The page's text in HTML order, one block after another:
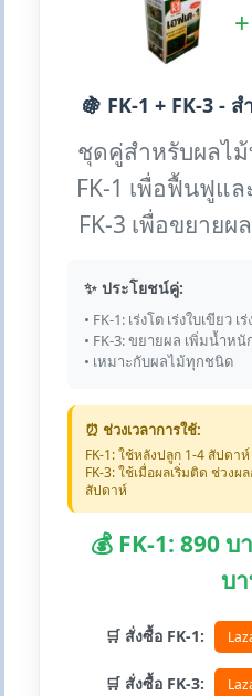
+
🍇 FK-1 + FK-3 -
ชุดคู่สำหรับผลไ
FK-1 เพื่อฟื้นฟูแล
FK-3 เพื่อขยาย
✨ ประโยชน์คู่:
• FK-1: เร่งโต เร่งใบเขียว เ
• FK-3: ขยายผล เพิ่มน้ำห
• เหมาะกับผลไม้ทุกชนิด
⏰ ช่วงเวลาการใช้:
FK-1: ใช้หลังปลูก 1-4 สัปดา
FK-3: ใช้เมื่อผลเริ่มติด ช่วงผ
สัปดาห์
💰 FK-1: 890
บ
🛒 สั่งซื้อ FK-1:
🛒 สั่งซื้อ FK-3: